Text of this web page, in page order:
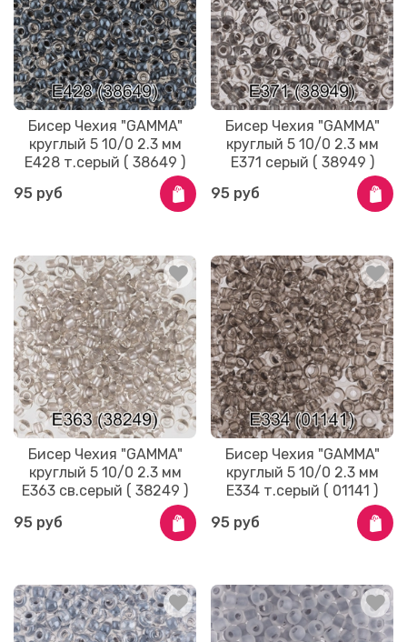
Бисер Чехия "GAMMA"
круглый 5 10/0 2.3 мм
E428 т.серый ( 38649 )
95 руб
Бисер Чехия "GAMMA"
круглый 5 10/0 2.3 мм
E371 серый ( 38949 )
95 руб
Бисер Чехия "GAMMA"
круглый 5 10/0 2.3 мм
E363 св.серый ( 38249 )
95 руб
Бисер Чехия "GAMMA"
круглый 5 10/0 2.3 мм
E334 т.серый ( 01141 )
95 руб